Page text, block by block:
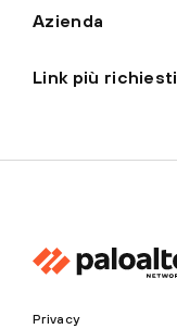
Azienda
Link più richiesti
Privacy